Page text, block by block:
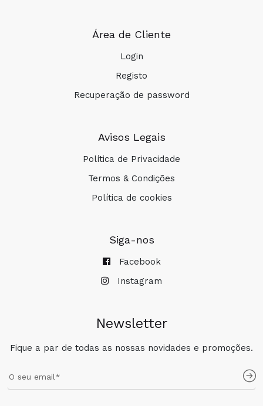
Área de Cliente
Login
Registo
Recuperação de password
Avisos Legais
Política de Privacidade
Termos & Condições
Política de cookies
Siga-nos
Facebook
Instagram
Newsletter
Fique a par de todas as nossas novidades e promoções.